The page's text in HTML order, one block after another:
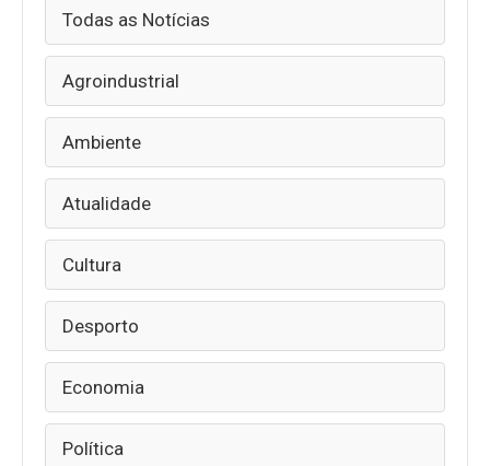
Todas as Notícias
Agroindustrial
Ambiente
Atualidade
Cultura
Desporto
Economia
Política